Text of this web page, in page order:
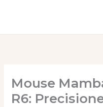
Mouse
R6: